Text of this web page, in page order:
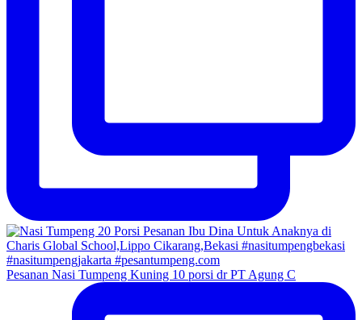
Pesanan Nasi Tumpeng Kuning 10 porsi dr PT Agung C